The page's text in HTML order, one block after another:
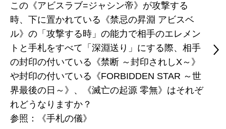
この《アビスラブ=ジャシン帝》が攻撃する
時、下に置かれている《禁忌の昇淵 アビスベ
ル》の「攻撃する時」の能力で相手のエレメン
トと手札をすべて「深淵送り」にする際、相手
の封印の付いている《禁断 ～封印されしX～》
や封印の付いている《FORBIDDEN STAR ～世
界最後の日～》、《滅亡の起源 零無》はそれぞ
れどうなりますか？
参照：《手札の儀》